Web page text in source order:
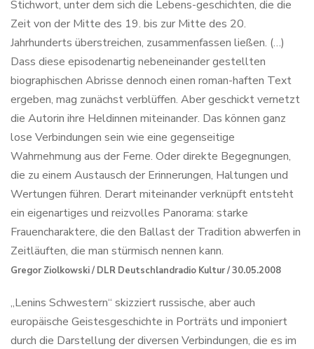
Stichwort, unter dem sich die Lebens-geschichten, die die
Zeit von der Mitte des 19. bis zur Mitte des 20.
Jahrhunderts überstreichen, zusammenfassen ließen. (…)
Dass diese episodenartig nebeneinander gestellten
biographischen Abrisse dennoch einen roman-haften Text
ergeben, mag zunächst verblüffen. Aber geschickt vernetzt
die Autorin ihre Heldinnen miteinander. Das können ganz
lose Verbindungen sein wie eine gegenseitige
Wahrnehmung aus der Ferne. Oder direkte Begegnungen,
die zu einem Austausch der Erinnerungen, Haltungen und
Wertungen führen. Derart miteinander verknüpft entsteht
ein eigenartiges und reizvolles Panorama: starke
Frauencharaktere, die den Ballast der Tradition abwerfen in
Zeitläuften, die man stürmisch nennen kann.
Gregor Ziolkowski / DLR Deutschlandradio Kultur / 30.05.2008
„Lenins Schwestern“ skizziert russische, aber auch
europäische Geistesgeschichte in Porträts und imponiert
durch die Darstellung der diversen Verbindungen, die es im